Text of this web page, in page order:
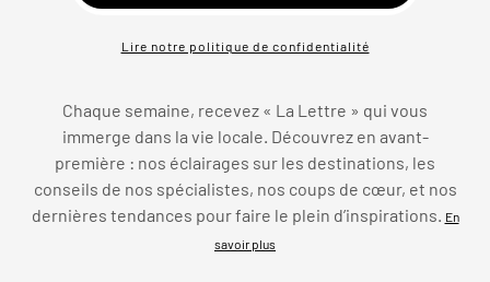
Lire notre politique de confidentialité
Chaque semaine, recevez « La Lettre » qui vous
immerge dans la vie locale. Découvrez en avant-
première : nos éclairages sur les destinations, les
conseils de nos spécialistes, nos coups de cœur, et nos
dernières tendances pour faire le plein d’inspirations. En
savoir plus